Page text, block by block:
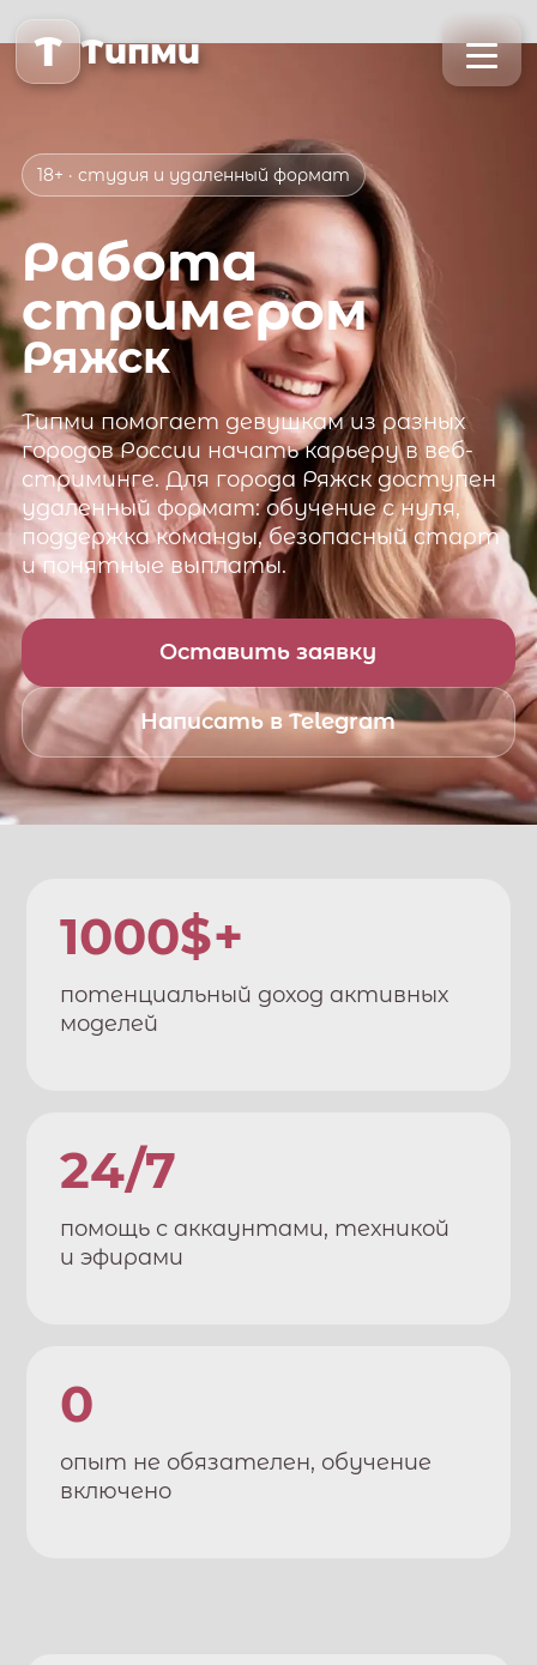
T Типми
18+ · студия и удаленный формат
Работа
стримером
Ряжск
Типмипомогает девушкам из разных
городов России начать карьеру в веб-
стриминге. Для города Ряжскдоступен
удаленный формат: обучение с нуля,
поддержка команды, безопасный старт
и понятные выплаты.
Оставить заявку
Написать в Telegram
1000$+
потенциальный доход активных
моделей
24/7
помощь с аккаунтами, техникой
и эфирами
0
опыт не обязателен, обучение
включено